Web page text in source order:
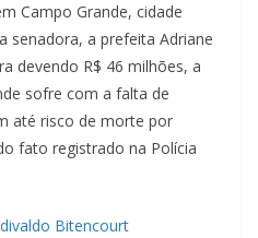
Campo Grande, cidade
senadora, a prefeita Adriane
devendo R$ 46 milhões, a
sofre com a falta de
até risco de morte por
fato registrado na Polícia
Bitencourt